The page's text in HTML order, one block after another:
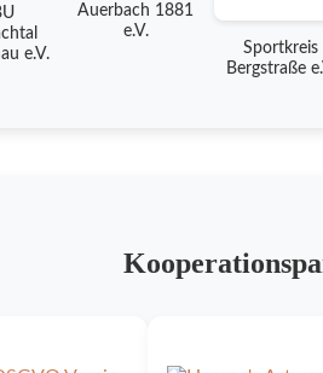
e.V.
Auerbach 1881
e.V.
Sportkreis
Bergstraße